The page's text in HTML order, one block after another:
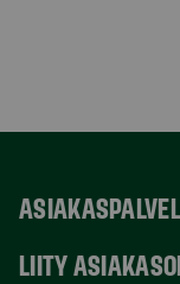
LIITY